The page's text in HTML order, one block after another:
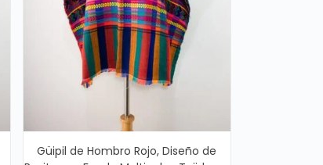
Güipil de Hombro Rojo, Diseño de